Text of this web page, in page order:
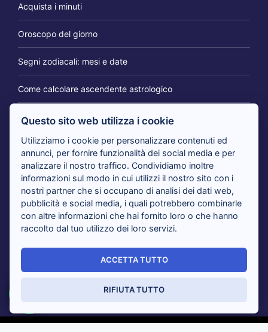
Acquista i minuti
Oroscopo del giorno
Segni zodiacali: mesi e date
Come calcolare ascendente astrologico
IL BLOG DEI CARTOMANTI
Tarocchi 365 giorni per te: il consulto per cambiare
prospettiva
Tarocchi nuovi amori in arrivo: i cartomanti rispondono
Sensitivi al telefono risolvono i tuoi dubbi con i Tarocchi:
Questo sito web utilizza i cookie
Utilizziamo i cookie per personalizzare contenuti ed
annunci, per fornire funzionalità dei social media e per
analizzare il nostro traffico. Condividiamo inoltre
informazioni sul modo in cui utilizzi il nostro sito con i
nostri partner che si occupano di analisi dei dati web,
pubblicità e social media, i quali potrebbero combinarle
con altre informazioni che hai fornito loro o che hanno
raccolto dal tuo utilizzo dei loro servizi.
ACCETTA TUTTO
RIFIUTA TUTTO